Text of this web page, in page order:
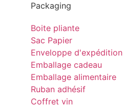
Packaging
Boite pliante
Sac Papier
Enveloppe d'expédition
Emballage cadeau
Emballage alimentaire
Ruban adhésif
Coffret vin